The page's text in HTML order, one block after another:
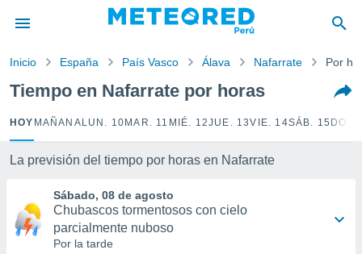
ha sido
la
que se
calidad.
y
Inicio España País Vasco Álava Nafarrate Por
Tiempo en Nafarrate por horas
HOY MAÑANA LUN. 10 MAR. 11 MIÉ. 12JUE. 13VIE. 14SÁB. 15
La previsión del tiempo por horas en Nafarrate
Sábado, 08 de agosto
Chubascos tormentosos con cielo
parcialmente nuboso
Por la tarde